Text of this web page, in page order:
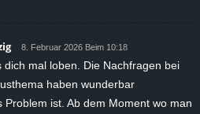
8. Februar 2026 Beim 10:18
dich mal loben. Die Nachfragen bei
haben wunderbar
Problem ist. Ab dem Moment wo man